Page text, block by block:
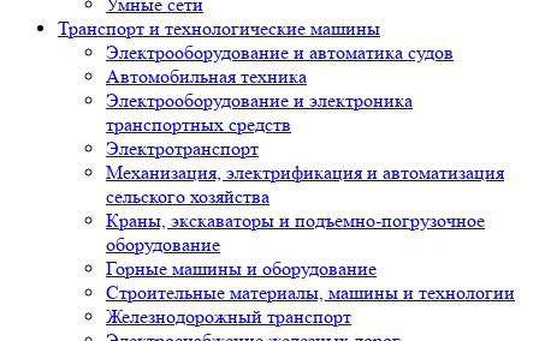
Умные сети
Транспорт и технологические машины
Электрооборудование и автоматика судов
Автомобильная техника
Электрооборудование и электроника
транспортных средств
Электротранспорт
Механизация, электрификация и автоматизация
сельского хозяйства
Краны, экскаваторы и подъемно-погрузочное
оборудование
Горные машины и оборудование
Строительные материалы, машины и технологии
Железнодорожный транспорт